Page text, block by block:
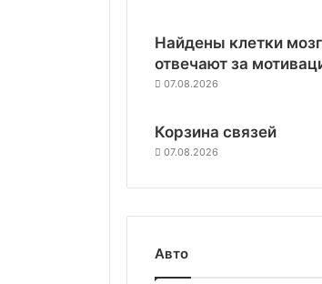
Найдены клетки
отвечают за
07.08.2026
Корзина связей
07.08.2026
Авто